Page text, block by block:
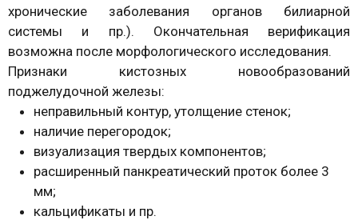
хронические заболевания органов билиарной
системы и пр.). Окончательная верификация
возможна после морфологического исследования.
Признаки кистозных новообразований
поджелудочной железы:
неправильный контур, утолщение стенок;
наличие перегородок;
визуализация твердых компонентов;
расширенный панкреатический проток более 3
мм;
кальцификаты и пр.